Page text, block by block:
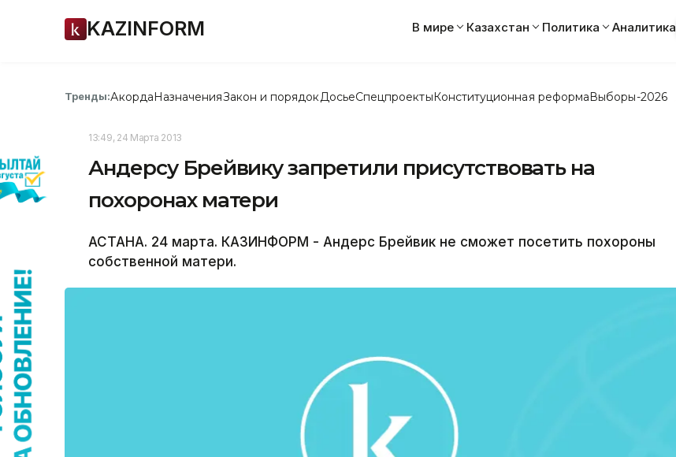
KAZINFORM В мире Казахстан Политика Аналитика
Тренды:АкордаНазначенияЗакон и порядок ДосьеСпецпроектыКонституционная реформаВыборы-2026
13:49, 24 Марта 2013
Андерсу Брейвику запретили присутствовать на
похоронах матери
АСТАНА. 24 марта. КАЗИНФОРМ - Андерс Брейвик не сможет посетить похороны
собственной матери.